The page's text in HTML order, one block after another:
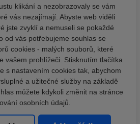
klikání a nezobrazovaly se vám
vás nezajímají. Abyste web viděli
jste zvyklí a nemuseli se pokaždé
od vás potřebujeme souhlas se
cookies - malých souborů, které
vašem prohlížeči. Stisknutím tlačítka
s nastavením cookies tak, abychom
a užitečné služby na základě
můžete kdykoli změnit na stránce
osobních údajů.